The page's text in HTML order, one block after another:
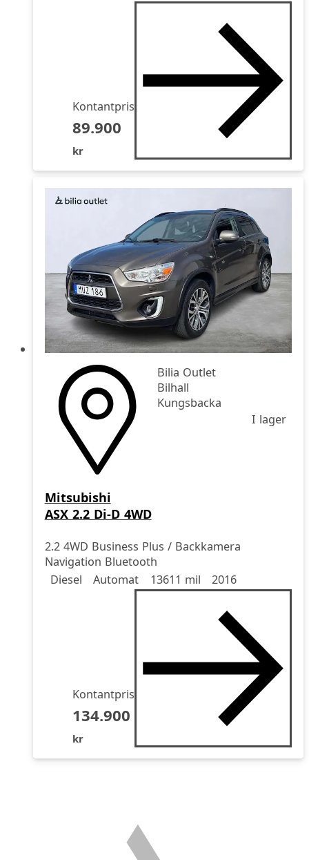
Kontantpris
89.900
kr
Bilia Outlet
Bilhall
Kungsbacka
I lager
Mitsubishi
ASX 2.2 Di-D 4WD
2.2 4WD Business Plus / Backkamera
Navigation Bluetooth
Drivmedel
Diesel
DrivmedelAutomat
Miltal 13611 mil
årsmodell 2016
Kontantpris
134.900
kr